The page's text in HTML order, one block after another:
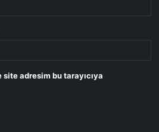
adresim bu tarayıcıya